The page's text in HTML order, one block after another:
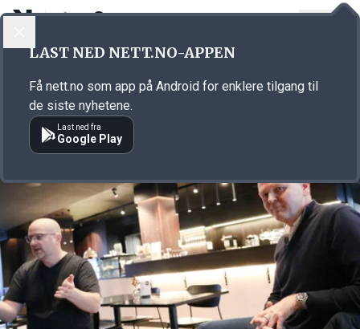
Annonsørinnhold
LAST NED NETT.NO-APPEN
Få nett.no som app på Android for enklere tilgang til
de siste nyhetene.
Last ned fra
Google Play